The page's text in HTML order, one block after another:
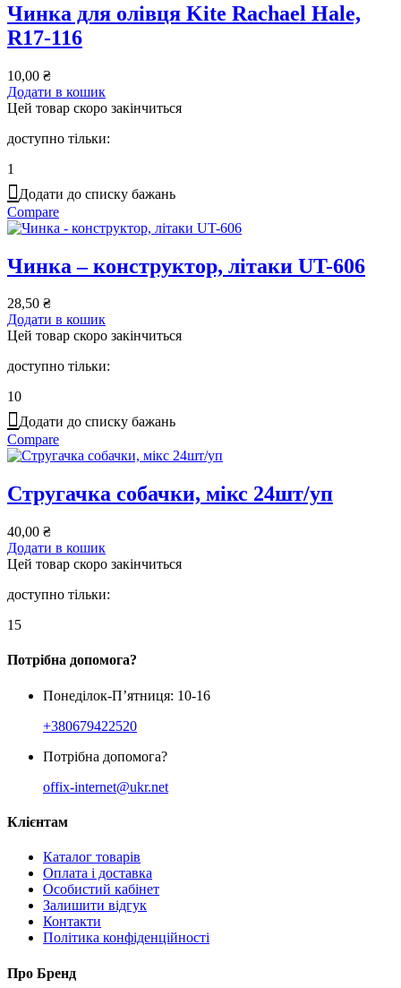
Чинка для олівця Kite Rachael Hale,
R17-116
10,00 ₴
Додати в кошик
Цей товар скоро закінчиться
доступно тільки:
1
Додати до списку бажань
Compare
Чинка – конструктор, літаки UT-606
28,50 ₴
Додати в кошик
Цей товар скоро закінчиться
доступно тільки:
10
Додати до списку бажань
Compare
Стругачка собачки, мікс 24шт/уп
40,00 ₴
Додати в кошик
Цей товар скоро закінчиться
доступно тільки:
15
Потрібна допомога?
Понеділок-П’ятниця: 10-16
+380679422520
Потрібна допомога?
offix-internet@ukr.net
Клієнтам
Каталог товарів
Оплата і доставка
Особистий кабінет
Залишити відгук
Контакти
Політика конфіденційності
Про Бренд